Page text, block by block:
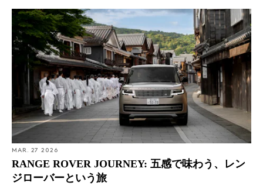
MAR. 27 2026
RANGE ROVER JOURNEY: 五感で味わう、レン
ジローバーという旅